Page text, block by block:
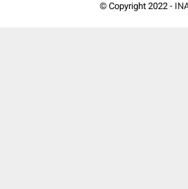
© Copyright 2022 -